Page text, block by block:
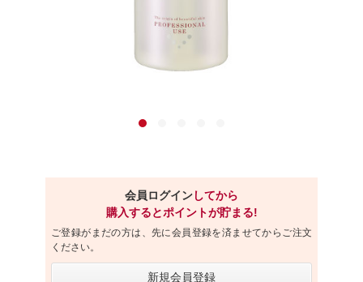
会員ログインしてから
購入するとポイントが貯まる!
ご登録がまだの方は、先に会員登録を済ませてからご注文
ください。
新規会員登録